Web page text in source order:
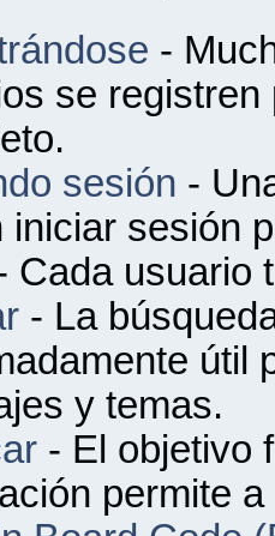
-
se
sesión -
iniciar sesión
Cada usuario
- La
útil
y temas.
- El objetivo
permite